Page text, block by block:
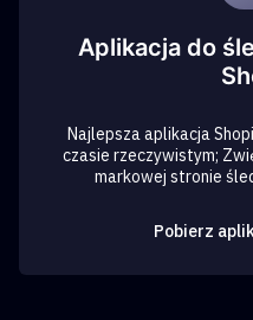
Aplikacja do
Najlepsza aplikacja
czasie rzeczywistym;
markowej stronie
Pobierz